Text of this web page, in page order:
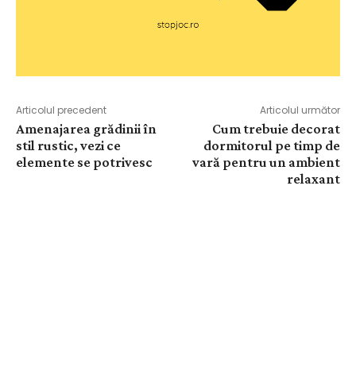
Articolul precedent
Amenajarea grădinii în
stil rustic, vezi ce
elemente se potrivesc
Articolul următor
Cum trebuie decorat
dormitorul pe timp de
vară pentru un ambient
relaxant